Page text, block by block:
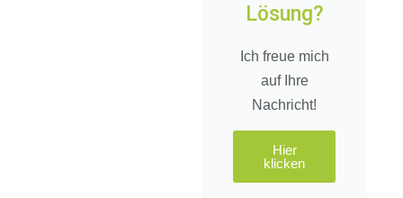
Lösung?
Ich freue mich
auf Ihre
Nachricht!
Hier
klicken